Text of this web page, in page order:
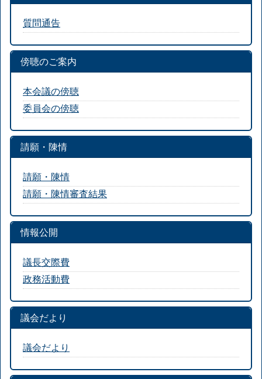
質問通告
傍聴のご案内
本会議の傍聴
委員会の傍聴
請願・陳情
請願・陳情
請願・陳情審査結果
情報公開
議長交際費
政務活動費
議会だより
議会だより